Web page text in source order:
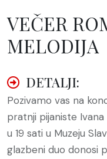
VEČER
MELODIJA
DETALJI:
Pozivamo vas na
pratnji pijaniste
u 19 sati u Muzeju
glazbeni duo donosi